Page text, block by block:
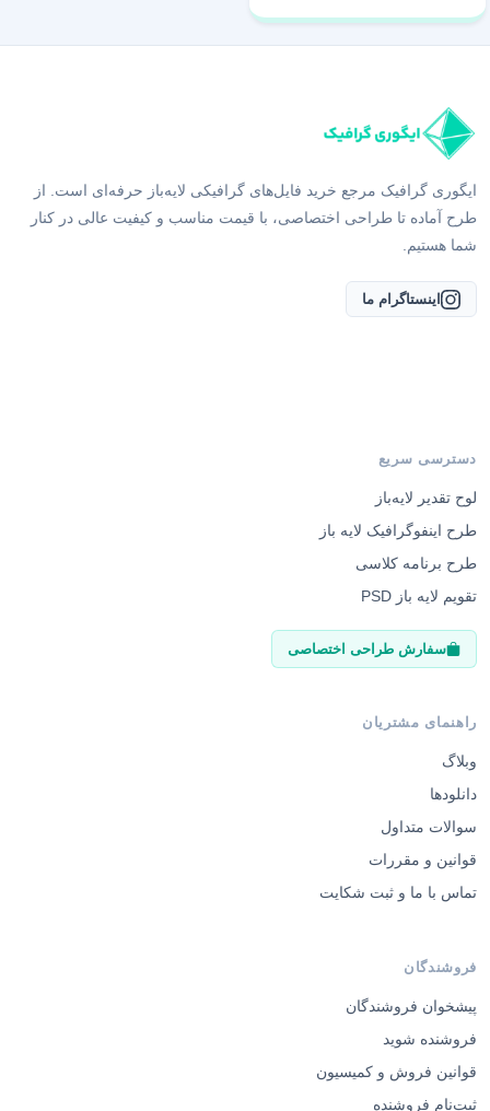
ایگوری گرافیک مرجع خرید فایل‌های گرافیکی لایه‌باز حرفه‌ای است. از
طرح آماده تا طراحی اختصاصی، با قیمت مناسب و کیفیت عالی در کنار
شما هستیم.
لوح تقدیر لایه‌باز
طرح اینفوگرافیک لایه باز
طرح برنامه کلاسی
تقویم لایه باز PSD
وبلاگ
دانلودها
سوالات متداول
قوانین و مقررات
تماس با ما و ثبت شکایت
پیشخوان فروشندگان
فروشنده شوید
قوانین فروش و کمیسیون
ثبت‌نام فروشنده